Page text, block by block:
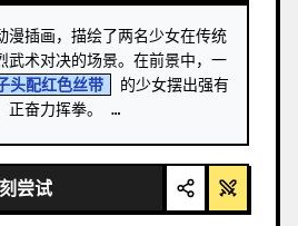
漫插画，描绘了两名少女在传统
武术对决的场景。在前景中，一
头配红色丝带
的少女摆出强有
正奋力挥拳。 …
尝试